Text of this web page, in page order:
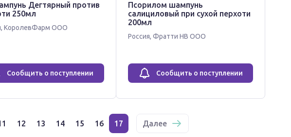
Дегтярный против
250мл
, КоролевФарм ООО
Сообщить о поступлении
Псорилом шампунь
салициловый при сухой перхоти
200мл
Россия,Фратти НВ ООО
Сообщить о поступлении
12 13 14 15 16 17 Далее